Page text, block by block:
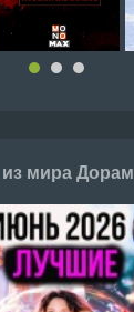
мира Дорам